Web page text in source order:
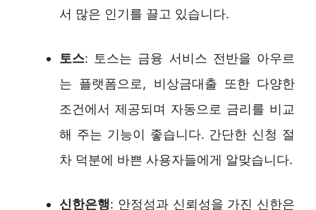
서 많은 인기를 끌고 있습니다.
토스: 토스는 금융 서비스 전반을 아우르
는 플랫폼으로, 비상금대출 또한 다양한
조건에서 제공되며 자동으로 금리를 비교
해 주는 기능이 좋습니다. 간단한 신청 절
차 덕분에 바쁜 사용자들에게 알맞습니다.
신한은행: 안정성과 신뢰성을 가진 신한은